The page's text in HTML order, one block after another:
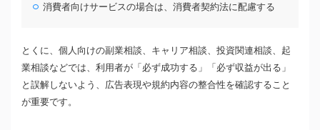
消費者向けサービスの場合は、消費者契約法に配慮する
とくに、個人向けの副業相談、キャリア相談、投資関連相談、起
業相談などでは、利用者が「必ず成功する」「必ず収益が出る」
と誤解しないよう、広告表現や規約内容の整合性を確認すること
が重要です。